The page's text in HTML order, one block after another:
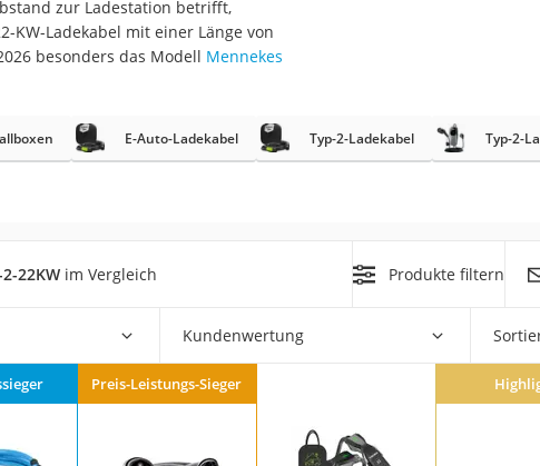
205/55 R16
zur Ladestation betrifft,
KW-Ladekabel mit einer Länge von
besonders das Modell Mennekes
E-Auto-Ladekabel Typ-2-Ladekabel Typ-2-
22KW im Vergleich Produkte filtern
Kundenwertung
Preis-Leistungs-Sieger